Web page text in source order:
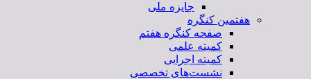
جایزه ملی
هفتمین کنگره
صفحه کنگره هفتم
کمیته علمی
کمیته اجرایی
نشست‌های تخصصی